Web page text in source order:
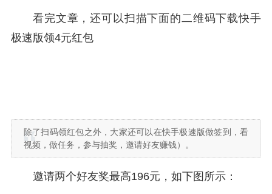
看完文章，还可以扫描下面的二维码下载快手
极速版领4元红包
除了扫码领红包之外，大家还可以在快手极速版做签到，看
视频，做任务，参与抽奖，邀请好友赚钱）。
邀请两个好友奖最高196元，如下图所示：